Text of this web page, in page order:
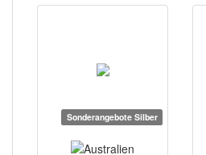
Sonderangebote Silber